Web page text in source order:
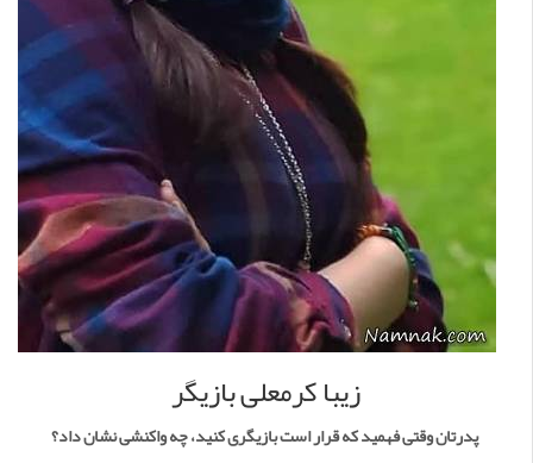
زیبا کرمعلی بازیگر
پدرتان وقتی فهمید که قرار است بازیگری کنید، چه واکنشی نشان داد؟